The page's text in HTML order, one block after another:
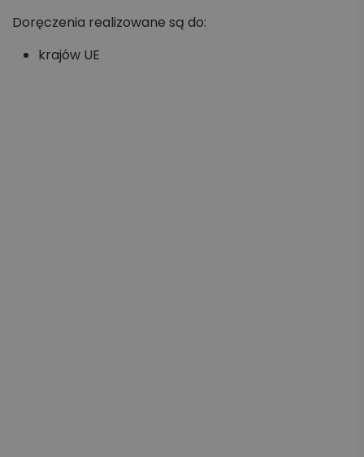
Doręczenia realizowane są do:
krajów UE